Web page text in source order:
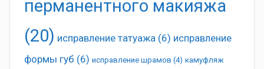
перманентного макияжа
(20) исправление татуажа (6) исправление
формы губ (6) исправление шрамов (4) камуфляж